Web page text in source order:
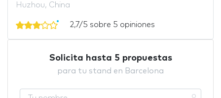
Huzhou, China
2,7/5 sobre 5 opiniones
Solicita hasta 5 propuestas
para tu stand en Barcelona